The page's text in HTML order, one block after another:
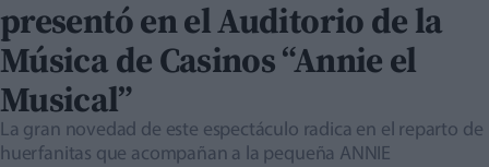
presentó en el Auditorio de la
Música de Casinos “Annie el
Musical”
La gran novedad de este espectáculo radica en el reparto de
huerfanitas que acompañan a la pequeña ANNIE